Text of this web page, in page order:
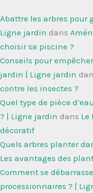
Abattre les arbres pour
Ligne jardin dans
choisir sa piscine ?
Conseils pour
jardin | Ligne jardin
contre les insectes ?
Quel type de pièce
? | Ligne jardin dans Le
décoratif
Quels arbres planter
Les avantages des
Comment se
processionnaires ? |